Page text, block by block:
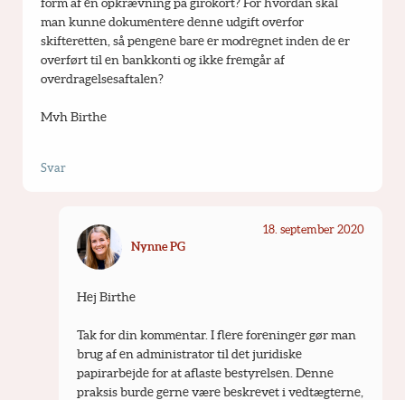
man kunne dokumentere denne udgift overfor
skifteretten, så pengene bare er modregnet inden de er
overført til en bankkonti og ikke fremgår af
overdragelsesaftalen?
Mvh Birthe
Svar
Nynne PG
18. september 2020
Hej Birthe
Tak for din kommentar. I flere foreninger gør man
brug af en administrator til det juridiske
papirarbejde for at aflaste bestyrelsen. Denne
praksis burde gerne være beskrevet i vedtægterne,